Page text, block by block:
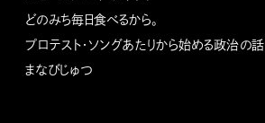
どのみち毎日食べるから。
プロテスト・ソングあたりから始める政治の話
まなびじゅつ